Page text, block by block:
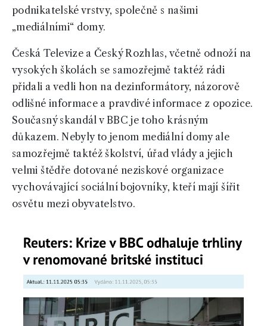
podnikatelské vrstvy, společně s našimi
„mediálními“ domy.
Česká Televize a Český Rozhlas, včetně odnoží na
vysokých školách se samozřejmě taktéž rádi
přidali a vedli hon na dezinformátory, názorově
odlišné informace a pravdivé informace z opozice.
Současný skandál v BBC je toho krásným
důkazem. Nebyly to jenom mediální domy ale
samozřejmě taktéž školství, úřad vlády a jejich
velmi štědře dotované neziskové organizace
vychovávající sociální bojovníky, kteří mají šířit
osvětu mezi obyvatelstvo.